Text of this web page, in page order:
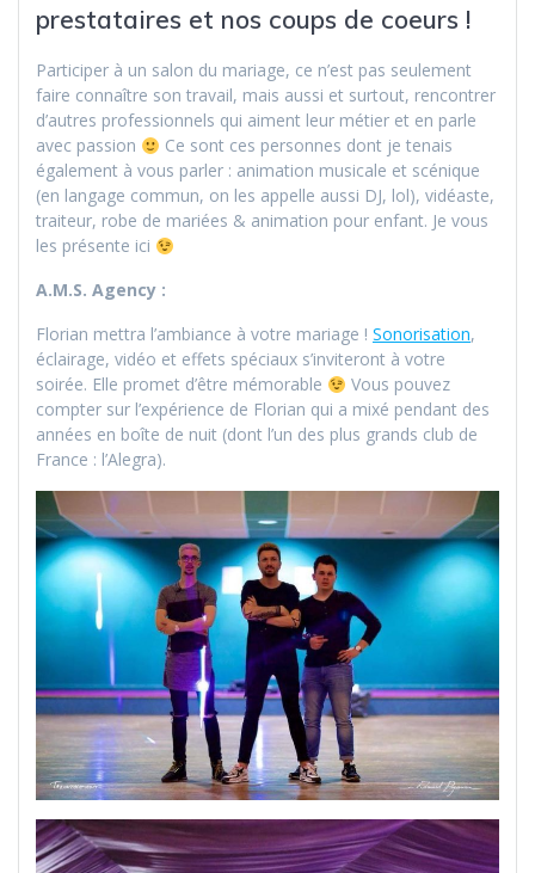
prestataires et nos coups de coeurs !
Participer à un salon du mariage, ce n’est pas seulement
faire connaître son travail, mais aussi et surtout, rencontrer
d’autres professionnels qui aiment leur métier et en parle
avec passion
Ce sont ces personnes dont je tenais
également à vous parler : animation musicale et scénique
(en langage commun, on les appelle aussi DJ, lol), vidéaste,
traiteur, robe de mariées & animation pour enfant. Je vous
les présente ici
A.M.S. Agency :
Florian mettra l’ambiance à votre mariage ! Sonorisation,
éclairage, vidéo et effets spéciaux s’inviteront à votre
soirée. Elle promet d’être mémorable
Vous pouvez
compter sur l’expérience de Florian qui a mixé pendant des
années en boîte de nuit (dont l’un des plus grands club de
France : l’Alegra).